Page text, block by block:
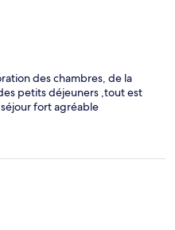
des chambres, de la
petits déjeuners ,tout est
fort agréable